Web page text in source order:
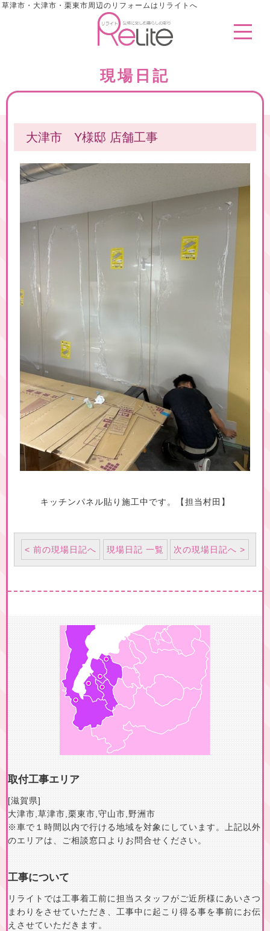
草津市・大津市・栗東市周辺のリフォームはリライトへ
現場日記
大津市 Y様邸 店舗工事
キッチンパネル貼り施工中です。【担当村田】
< 前の現場日記へ 現場日記 一覧 次の現場日記へ >
取付工事エリア
[滋賀県]
大津市,草津市,栗東市,守山市,野洲市
※車で１時間以内で行ける地域を対象にしています。上記以外
のエリアは、ご相談窓口よりお問合せください。
工事について
リライトでは工事着工前に担当スタッフがご近所様にあいさつ
まわりをさせていただき、工事中に起こり得る事を事前にお伝
えさせていただきます。